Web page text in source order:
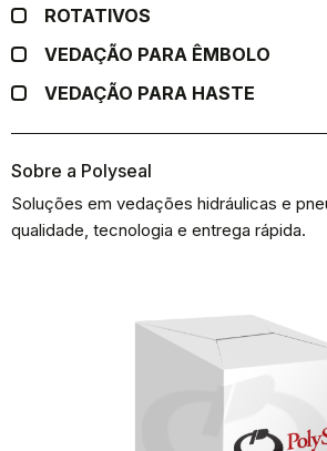
ROTATIVOS
VEDAÇÃO PARA ÊMBOLO
VEDAÇÃO PARA HASTE
Sobre a Polyseal
Soluções em vedações hidráulicas e
qualidade, tecnologia e entrega rápida.